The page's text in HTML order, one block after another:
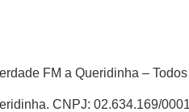
FM a Queridinha –
CNPJ: 02.634.169/